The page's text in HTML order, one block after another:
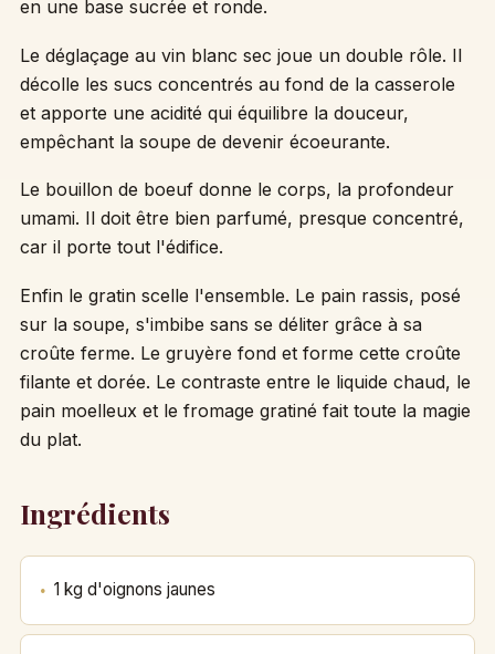
en une base sucrée et ronde.
Le déglaçage au vin blanc sec joue un double rôle. Il
décolle les sucs concentrés au fond de la casserole
et apporte une acidité qui équilibre la douceur,
empêchant la soupe de devenir écoeurante.
Le bouillon de boeuf donne le corps, la profondeur
umami. Il doit être bien parfumé, presque concentré,
car il porte tout l'édifice.
Enfin le gratin scelle l'ensemble. Le pain rassis, posé
sur la soupe, s'imbibe sans se déliter grâce à sa
croûte ferme. Le gruyère fond et forme cette croûte
filante et dorée. Le contraste entre le liquide chaud, le
pain moelleux et le fromage gratiné fait toute la magie
du plat.
Ingrédients
1 kg d'oignons jaunes